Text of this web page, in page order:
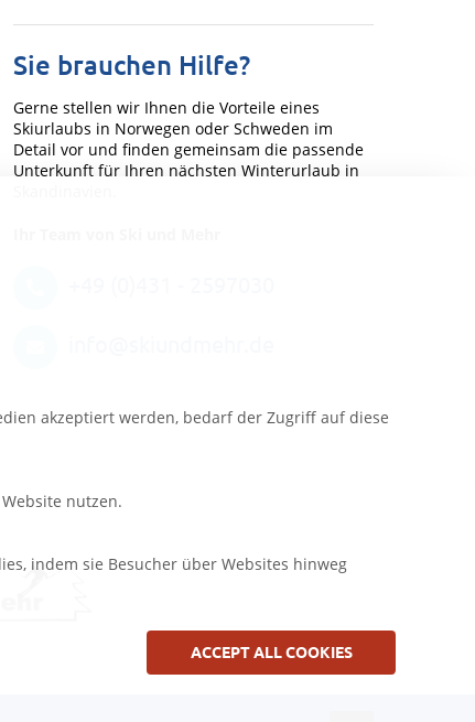
Sie brauchen Hilfe?
Gerne stellen wir Ihnen die Vorteile eines
Skiurlaubs in Norwegen oder Schweden im
Detail vor und finden gemeinsam die passende
Unterkunft für Ihren nächsten Winterurlaub in
akzeptiert werden, bedarf der Zugriff auf diese
nutzen.
indem sie Besucher über Websites hinweg
ACCEPT ALL COOKIES